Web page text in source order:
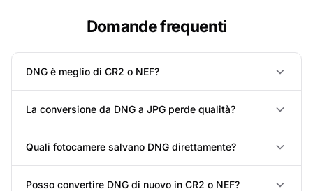
Domande frequenti
DNG è meglio di CR2 o NEF?
La conversione da DNG a JPG perde qualità?
Quali fotocamere salvano DNG direttamente?
Posso convertire DNG di nuovo in CR2 o NEF?